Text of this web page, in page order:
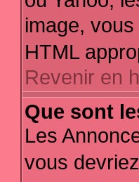
image,
HTML
Revenir en
Que sont
Les
vous